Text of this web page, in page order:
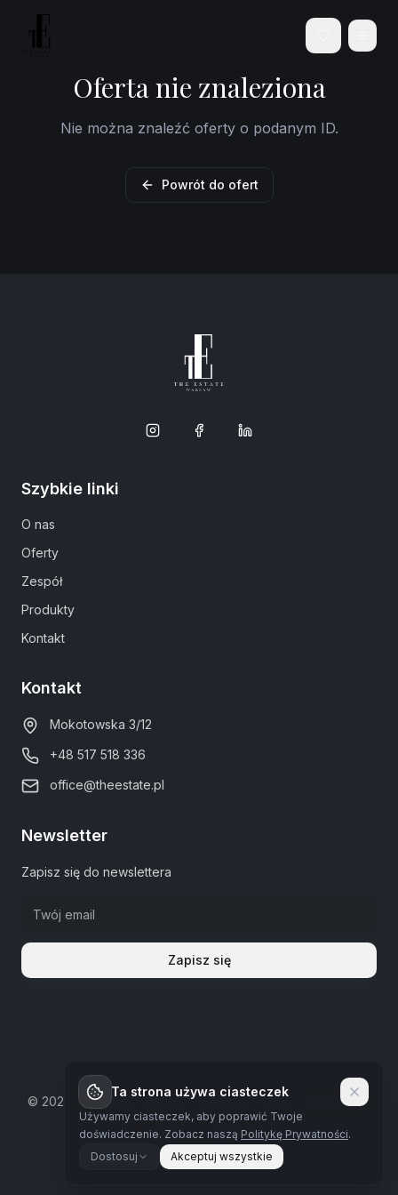
Oferta nie znaleziona
Nie można znaleźć oferty o podanym ID.
Powrót do ofert
Szybkie linki
O nas
Oferty
Zespół
Produkty
Kontakt
Kontakt
Mokotowska 3/12
+48 517 518 336
office@theestate.pl
Newsletter
Zapisz się do newslettera
Zapisz się
© 2026 The Estate Warsaw.Wszystkie prawa zastrzeżone
Polityka prywatności
Ta strona używa ciasteczek
Używamy ciasteczek, aby poprawić Twoje
doświadczenie. Zobacz naszą Politykę Prywatności.
Dostosuj
Akceptuj wszystkie